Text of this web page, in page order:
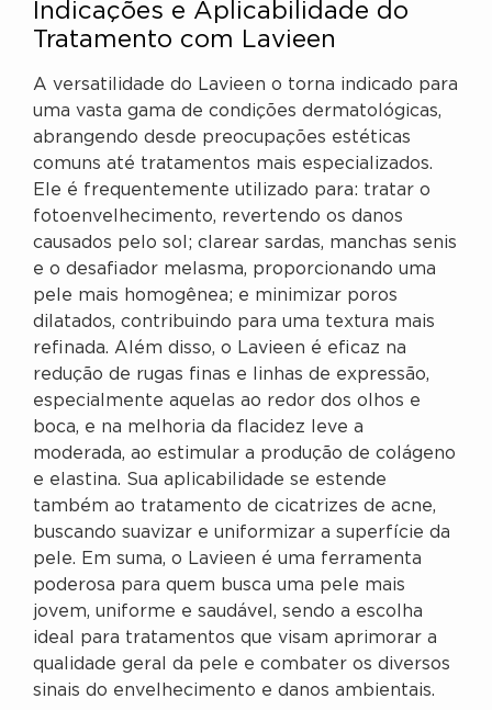
Indicações e Aplicabilidade do
Tratamento com Lavieen
A versatilidade do Lavieen o torna indicado para
uma vasta gama de condições dermatológicas,
abrangendo desde preocupações estéticas
comuns até tratamentos mais especializados.
Ele é frequentemente utilizado para: tratar o
fotoenvelhecimento, revertendo os danos
causados pelo sol; clarear sardas, manchas senis
e o desafiador melasma, proporcionando uma
pele mais homogênea; e minimizar poros
dilatados, contribuindo para uma textura mais
refinada. Além disso, o Lavieen é eficaz na
redução de rugas finas e linhas de expressão,
especialmente aquelas ao redor dos olhos e
boca, e na melhoria da flacidez leve a
moderada, ao estimular a produção de colágeno
e elastina. Sua aplicabilidade se estende
também ao tratamento de cicatrizes de acne,
buscando suavizar e uniformizar a superfície da
pele. Em suma, o Lavieen é uma ferramenta
poderosa para quem busca uma pele mais
jovem, uniforme e saudável, sendo a escolha
ideal para tratamentos que visam aprimorar a
qualidade geral da pele e combater os diversos
sinais do envelhecimento e danos ambientais.